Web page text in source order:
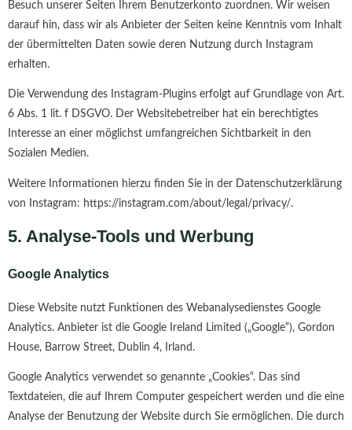
Besuch unserer Seiten Ihrem Benutzerkonto zuordnen. Wir weisen
darauf hin, dass wir als Anbieter der Seiten keine Kenntnis vom Inhalt
der übermittelten Daten sowie deren Nutzung durch Instagram
erhalten.
Die Verwendung des Instagram-Plugins erfolgt auf Grundlage von Art.
6 Abs. 1 lit. f DSGVO. Der Websitebetreiber hat ein berechtigtes
Interesse an einer möglichst umfangreichen Sichtbarkeit in den
Sozialen Medien.
Weitere Informationen hierzu finden Sie in der Datenschutzerklärung
von Instagram: https://instagram.com/about/legal/privacy/.
5. Analyse-Tools und Werbung
Google Analytics
Diese Website nutzt Funktionen des Webanalysedienstes Google
Analytics. Anbieter ist die Google Ireland Limited („Google“), Gordon
House, Barrow Street, Dublin 4, Irland.
Google Analytics verwendet so genannte „Cookies“. Das sind
Textdateien, die auf Ihrem Computer gespeichert werden und die eine
Analyse der Benutzung der Website durch Sie ermöglichen. Die durch